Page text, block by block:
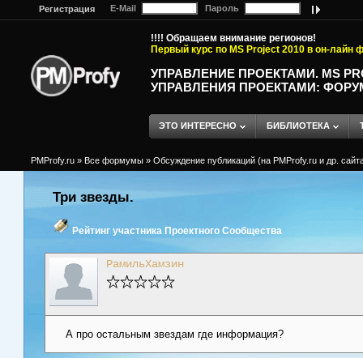
Регистрация E-Mail Пароль
!!!! Обращаем внимание регионов!
Первый курс по MS Project 2010 в он-лайн
УПРАВЛЕНИЕ ПРОЕКТАМИ. MS
УПРАВЛЕНИЯ ПРОЕКТАМИ:
ЭТО ИНТЕРЕСНО БИБЛИОТЕКА
PMProfy.ru » Все формумы » Обсуждение публикаций (на PMProfy.ru и др.
Три звезды.
Рейтинг участника Проектного Сообщества
РамильХамзин
А про остальным звездам где информация?